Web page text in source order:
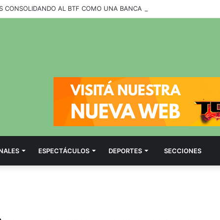
ESPECTÁCULOS DEPORTES SECCIONES